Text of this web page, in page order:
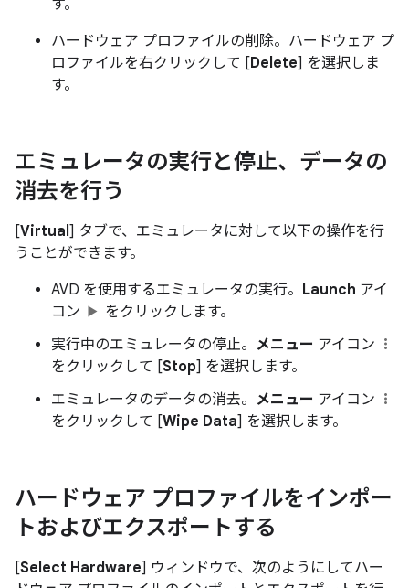
す。
ハードウェア プロファイルの削除。ハードウェア プ
ロファイルを右クリックして [Delete] を選択しま
す。
エミュレータの実行と停止、データの
消去を行う
[Virtual ] タブで、エミュレータに対して以下の操作を行
うことができます。
AVD を使用するエミュレータの実行。 Launch アイ
コン
をクリックします。
実行中のエミュレータの停止。 メニュー アイコン
をクリックして [Stop] を選択します。
エミュレータのデータの消去。 メニュー アイコン
をクリックして [Wipe Data] を選択します。
ハードウェア プロファイルをインポー
トおよびエクスポートする
[Select Hardware] ウィンドウで、次のようにしてハー